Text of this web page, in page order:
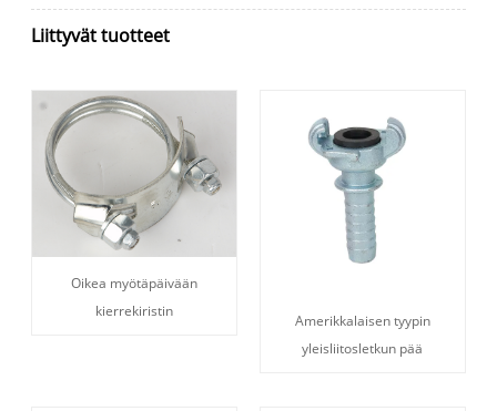
Liittyvät tuotteet
Oikea myötäpäivään
kierrekiristin
Amerikkalaisen tyypin
yleisliitosletkun pää